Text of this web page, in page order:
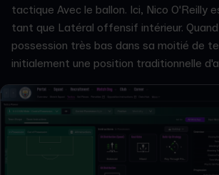
tactique Avec le ballon. Ici, Nico O'Reilly
tant que Latéral offensif intérieur. Quand
possession très bas dans sa moitié de
initialement une position traditionnelle